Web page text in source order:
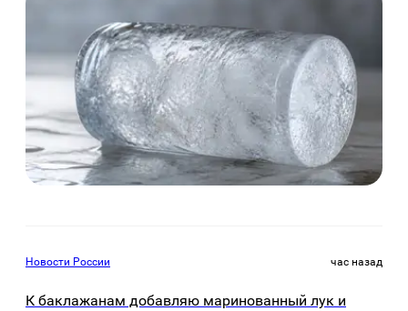
Новости России час назад
К баклажанам добавляю маринованный лук и